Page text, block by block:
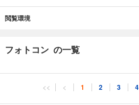
せる 川窪葉子／三谷飾屋
乃
る!ポートレートは背景描写で決める! 萩原和幸
する 鈴木サトル
閲覧環境
フォトコン の一覧
<< < 1 2 3 4